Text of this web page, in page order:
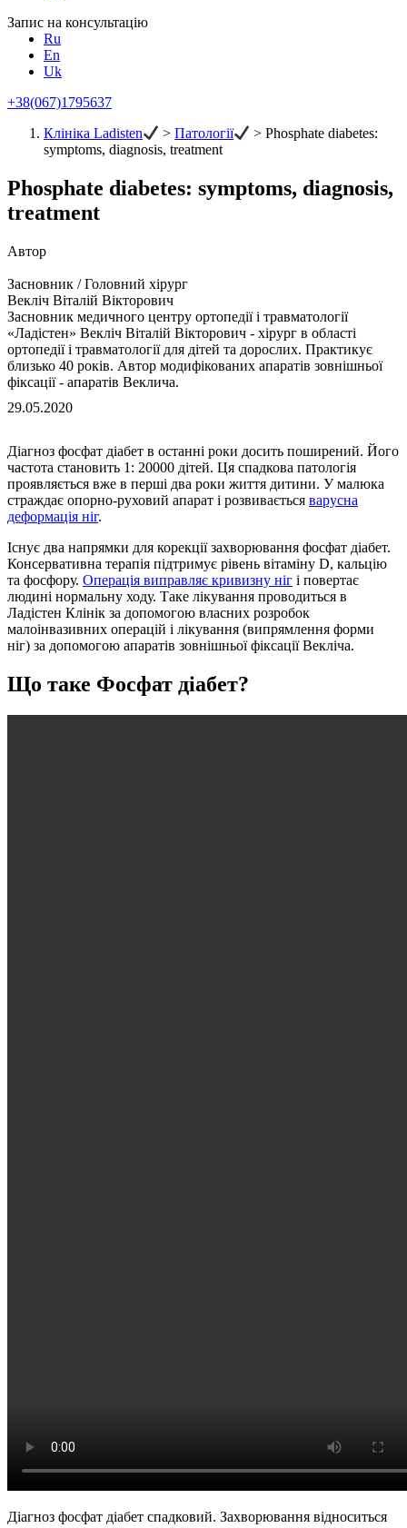
Запис на консультацію
Ru
En
Uk
+38(067)1795637
Клініка Ladisten >Патології >Phosphate diabetes:
symptoms, diagnosis, treatment
Phosphate diabetes: symptoms, diagnosis,
treatment
Автор
Засновник / Головний хірург
Векліч Віталій Вікторович
Засновник медичного центру ортопедії і травматології
«Ладістен» Векліч Віталій Вікторович - хірург в області
ортопедії і травматології для дітей та дорослих. Практикує
близько 40 років. Автор модифікованих апаратів зовнішньої
фіксації - апаратів Веклича.
29.05.2020
Діагноз фосфат діабет в останні роки досить поширений. Його
частота становить 1: 20000 дітей. Ця спадкова патологія
проявляється вже в перші два роки життя дитини. У малюка
страждає опорно-руховий апарат і розвивається варусна
деформація ніг.
Існує два напрямки для корекції захворювання фосфат діабет.
Консервативна терапія підтримує рівень вітаміну D, кальцію
та фосфору. Операція виправляє кривизну ніг і повертає
людині нормальну ходу. Таке лікування проводиться в
Ладістен Клінік за допомогою власних розробок
малоінвазивних операцій і лікування (випрямлення форми
ніг) за допомогою апаратів зовнішньої фіксації Векліча.
Що таке Фосфат діабет?
Діагноз фосфат діабет спадковий. Захворювання відноситься